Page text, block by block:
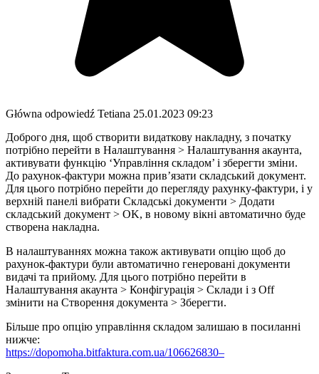
Główna odpowiedź Tetiana 25.01.2023 09:23
Доброго дня, щоб створити видаткову накладну, з початку
потрібно перейти в Налаштування > Налаштування акаунта,
активувати функцію ‘Управління складом’ і зберегти зміни.
До рахунок-фактури можна прив’язати складський документ.
Для цього потрібно перейти до перегляду рахунку-фактури, і у
верхній панелі вибрати Складські документи > Додати
складський документ > OK, в новому вікні автоматично буде
створена накладна.
В налаштуваннях можна також активувати опцію щоб до
рахунок-фактури були автоматично генеровані документи
видачі та прийому. Для цього потрібно перейти в
Налаштування акаунта > Конфігурація > Склади і з Off
змінити на Створення документа > Зберегти.
Більше про опцію управління складом залишаю в посиланні
нижче:
https://dopomoha.bitfaktura.com.ua/106626830–